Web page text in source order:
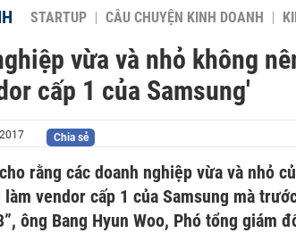
STARTUP CÂU CHUYỆN KINH DOANH
vừa và nhỏ không
cấp 1 của Samsung'
Chia sẻ
rằng các doanh nghiệp vừa và nhỏ
làm vendor cấp 1 của Samsung mà
ông Bang Hyun Woo, Phó tổng giám